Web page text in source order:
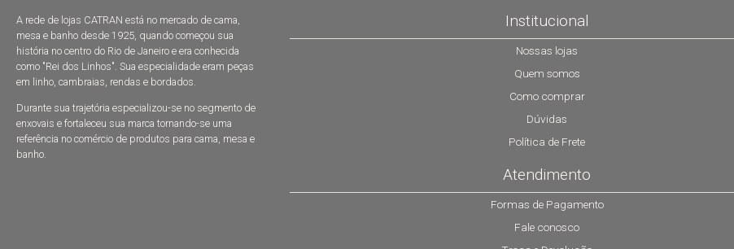
A rede de lojas CATRAN está no mercado de cama,
mesa e banho desde 1925, quando começou sua
história no centro do Rio de Janeiro e era conhecida
como "Rei dos Linhos". Sua especialidade eram peças
em linho, cambraias, rendas e bordados.
Durante sua trajetória especializou-se no segmento de
enxovais e fortaleceu sua marca tornando-se uma
referência no comércio de produtos para cama, mesa e
banho.
Institucional
Nossas lojas
Quem somos
Como comprar
Dúvidas
Política de Frete
Atendimento
Formas de Pagamento
Fale conosco